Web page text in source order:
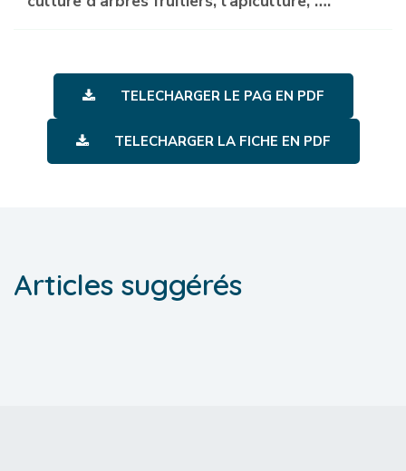
TELECHARGER LE PAG EN PDF
TELECHARGER LA FICHE EN PDF
Articles suggérés